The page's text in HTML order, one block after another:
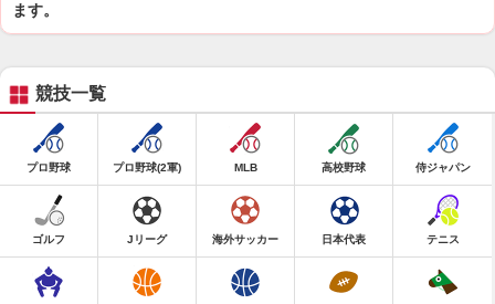
ます。
競技一覧
プロ野球 プロ野球(2軍) MLB 高校野球 侍ジャパン
ゴルフ Jリーグ 海外サッカー 日本代表 テニス